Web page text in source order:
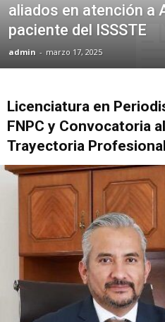
aliados en atención a
paciente del ISSSTE
admin - marzo 17, 2025
Licenciatura en
FNPC y Convocatoria
Trayectoria Profesional